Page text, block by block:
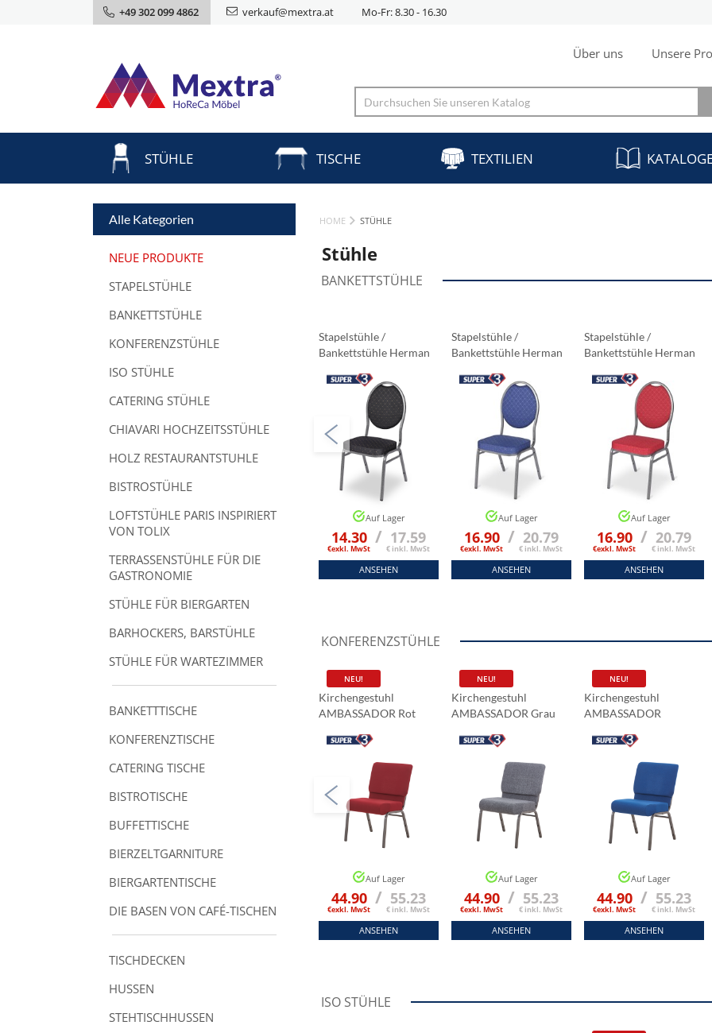
+49 302 099 4862 verkauf@mextra.at Mo-Fr: 8.30 - 16.30
Über uns Unsere
STÜHLE TISCHE TEXTILIEN
Alle Kategorien
NEUE PRODUKTE
STAPELSTÜHLE
BANKETTSTÜHLE
KONFERENZSTÜHLE
ISO STÜHLE
CATERING STÜHLE
CHIAVARI HOCHZEITSSTÜHLE
HOLZ RESTAURANTSTUHLE
BISTROSTÜHLE
LOFTSTÜHLE PARIS INSPIRIERT
VON TOLIX
TERRASSENSTÜHLE FÜR DIE
GASTRONOMIE
STÜHLE FÜR BIERGARTEN
BARHOCKERS, BARSTÜHLE
STÜHLE FÜR WARTEZIMMER
BANKETTTISCHE
KONFERENZTISCHE
CATERING TISCHE
BISTROTISCHE
BUFFETTISCHE
BIERZELTGARNITURE
BIERGARTENTISCHE
DIE BASEN VON CAFÉ-TISCHEN
TISCHDECKEN
HUSSEN
STEHTISCHHUSSEN
HOME STÜHLE
Stühle
BANKETTSTÜHLE
Stapelstühle /
Bankettstühle Herman
Auf Lager
14.30
€exkl. MwSt
/ 17.59
€ inkl. MwSt
ANSEHEN
Stapelstühle /
Bankettstühle Herman
Auf Lager
16.90
€exkl. MwSt
/ 20.79
€ inkl. MwSt
ANSEHEN
Stapelstühle /
Bankettstühle Herman
Auf Lager
16.90
€exkl. MwSt
/ 20.79
€ inkl. MwSt
ANSEHEN
KONFERENZSTÜHLE
Kirchengestuhl
AMBASSADOR Rot
NEU!
Auf Lager
44.90
€exkl. MwSt
/ 55.23
€ inkl. MwSt
ANSEHEN
Kirchengestuhl
AMBASSADOR Grau
NEU!
Auf Lager
44.90
€exkl. MwSt
/ 55.23
€ inkl. MwSt
ANSEHEN
Kirchengestuhl
AMBASSADOR
NEU!
Auf Lager
44.90
€exkl. MwSt
/ 55.23
€ inkl. MwSt
ANSEHEN
ISO STÜHLE